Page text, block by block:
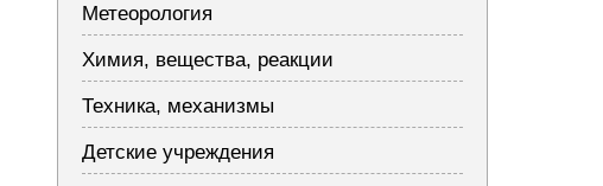
Метеорология
Химия, вещества, реакции
Техника, механизмы
Детские учреждения